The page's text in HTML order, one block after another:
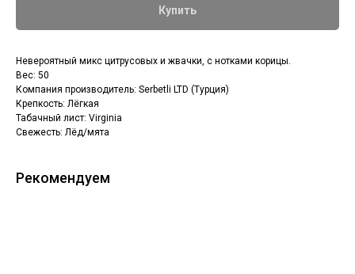
Купить
Невероятный микс цитрусовых и жвачки, с нотками корицы.
Вес: 50
Компания производитель: Serbetli LTD (Турция)
Крепкость: Лёгкая
Табачный лист: Virginia
Свежесть: Лёд/мята
Рекомендуем